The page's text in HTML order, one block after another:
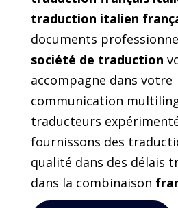
traduction italien
documents
société de traduction
accompagne dans votre
communication
traducteurs
fournissons des
qualité dans des délais
dans la combinaison